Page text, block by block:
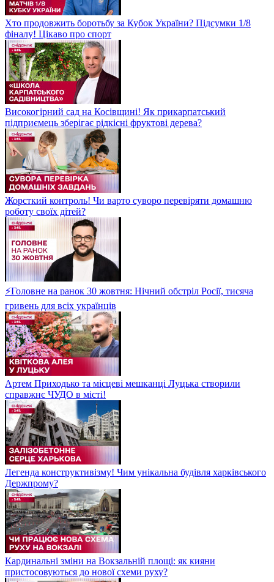
Хто продовжить боротьбу за Кубок України? Підсумки 1/8
фіналу! Цікаво про спорт
Високогірний сад на Косівщині! Як прикарпатський
підприємець зберігає рідкісні фруктові дерева?
Жорсткий контроль! Чи варто суворо перевіряти домашню
роботу своїх дітей?
⚡Головне на ранок 30 жовтня: Нічний обстріл Росії, тисяча
гривень для всіх українців
Артем Приходько та місцеві мешканці Луцька створили
справжнє ЧУДО в місті!
Легенда конструктивізму! Чим унікальна будівля харківського
Держпрому?
Кардинальні зміни на Вокзальній площі: як кияни
пристосовуються до нової схеми руху?